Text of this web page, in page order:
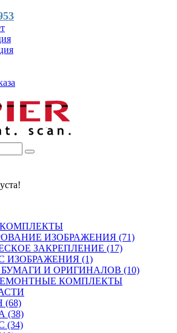
ИЗОБРАЖЕНИЯ (71)
ЗАКРЕПЛЕНИЕ (17)
ИЗОБРАЖЕНИЯ (1)
И ОРИГИНАЛОВ (10)
РЕМОНТНЫЕ КОМПЛЕКТЫ
(68)
(38)
(34)